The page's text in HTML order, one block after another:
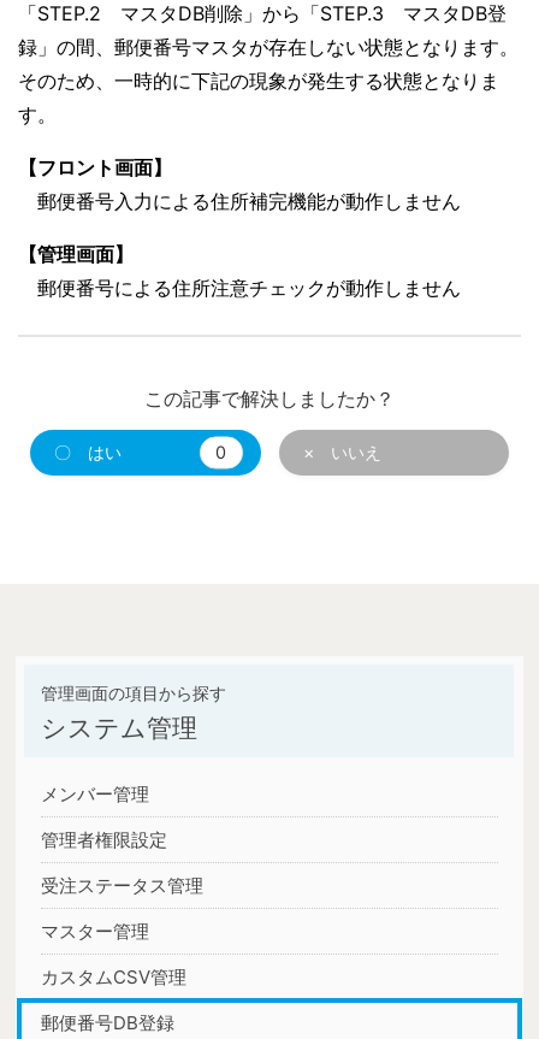
「STEP.2 マスタDB削除」から「STEP.3 マスタDB登
録」の間、郵便番号マスタが存在しない状態となります。
そのため、一時的に下記の現象が発生する状態となりま
す。
【フロント画面】
郵便番号入力による住所補完機能が動作しません
【管理画面】
郵便番号による住所注意チェックが動作しません
この記事で解決しましたか？
〇 はい 0 × いいえ
システム管理
メンバー管理
管理者権限設定
受注ステータス管理
マスター管理
カスタムCSV管理
郵便番号DB登録